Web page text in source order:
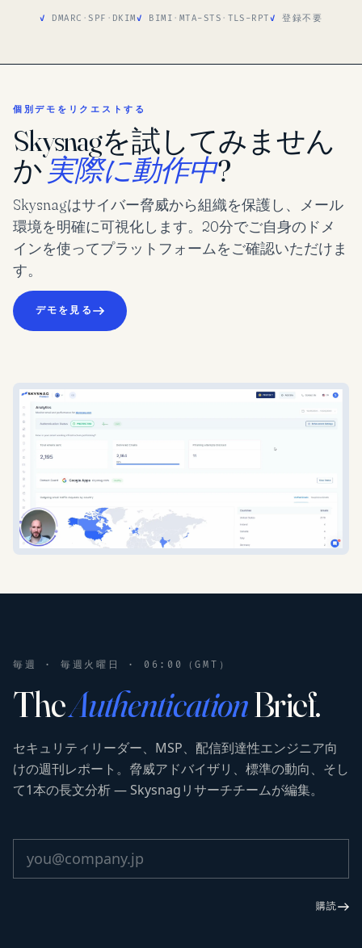
DMARC · SPF · DKIM BIMI · MTA-STS · TLS-RPT 登録不要
個別デモをリクエストする
Skysnagを試してみません
か実際に動作中?
Skysnagはサイバー脅威から組織を保護し、メール
環境を明確に可視化します。20分でご自身のドメ
インを使ってプラットフォームをご確認いただけま
す。
デモを見る
毎週 · 毎週火曜日 · 06:00（GMT）
TheAuthenticationBrief.
セキュリティリーダー、MSP、配信到達性エンジニア向
けの週刊レポート。脅威アドバイザリ、標準の動向、そし
て1本の長文分析 — Skysnagリサーチチームが編集。
購読